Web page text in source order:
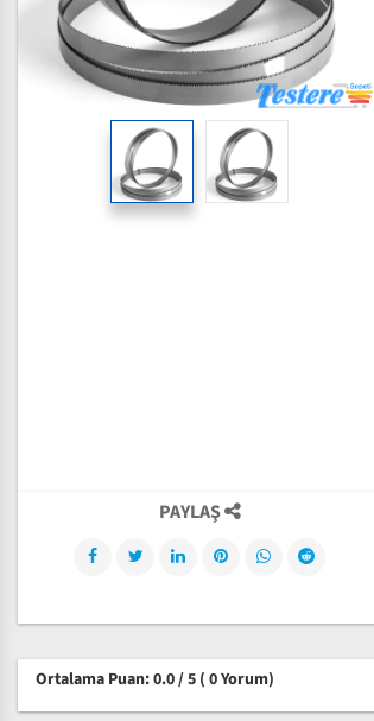
PAYLAŞ
Ortalama Puan: 0.0 / 5 ( 0 Yorum)